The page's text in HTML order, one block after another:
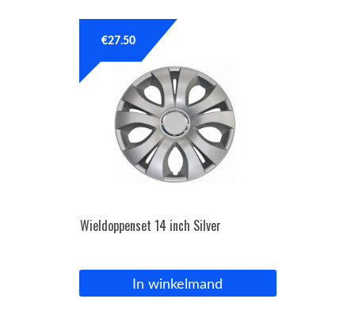
Wieldoppenset 14 inch Silver
€27.50
In winkelmand